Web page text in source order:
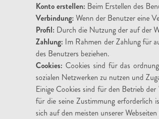
Konto erstellen: Beim Erstellen des
Verbindung: Wenn der Benutzer eine
Profil: Durch die Nutzung der auf der
Zahlung: Im Rahmen der Zahlung für
des Benutzers beziehen.
Cookies: Cookies sind für das
sozialen Netzwerken zu nutzen und
Einige Cookies sind für den Betrieb
für die seine Zustimmung erforderlich
sich auf den meisten unserer